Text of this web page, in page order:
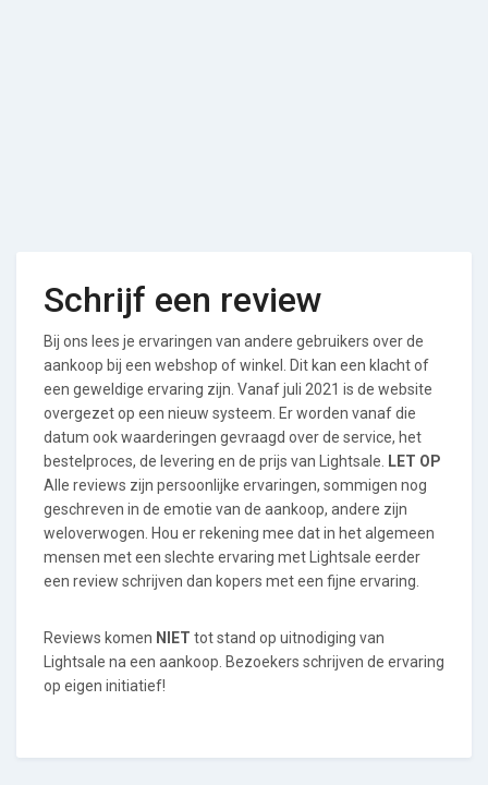
Schrijf een review
Bij ons lees je ervaringen van andere gebruikers over de
aankoop bij een webshop of winkel. Dit kan een klacht of
een geweldige ervaring zijn. Vanaf juli 2021 is de website
overgezet op een nieuw systeem. Er worden vanaf die
datum ook waarderingen gevraagd over de service, het
bestelproces, de levering en de prijs van Lightsale.
LET OP
Alle reviews zijn persoonlijke ervaringen, sommigen nog
geschreven in de emotie van de aankoop, andere zijn
weloverwogen. Hou er rekening mee dat in het algemeen
mensen met een slechte ervaring met Lightsale eerder
een review schrijven dan kopers met een fijne ervaring.
Reviews komen NIET tot stand op uitnodiging van
Lightsale na een aankoop. Bezoekers schrijven de ervaring
op eigen initiatief!